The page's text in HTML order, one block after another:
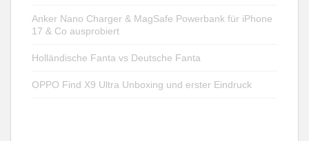
Anker Nano Charger & MagSafe Powerbank für iPhone
17 & Co ausprobiert
Holländische Fanta vs Deutsche Fanta
OPPO Find X9 Ultra Unboxing und erster Eindruck